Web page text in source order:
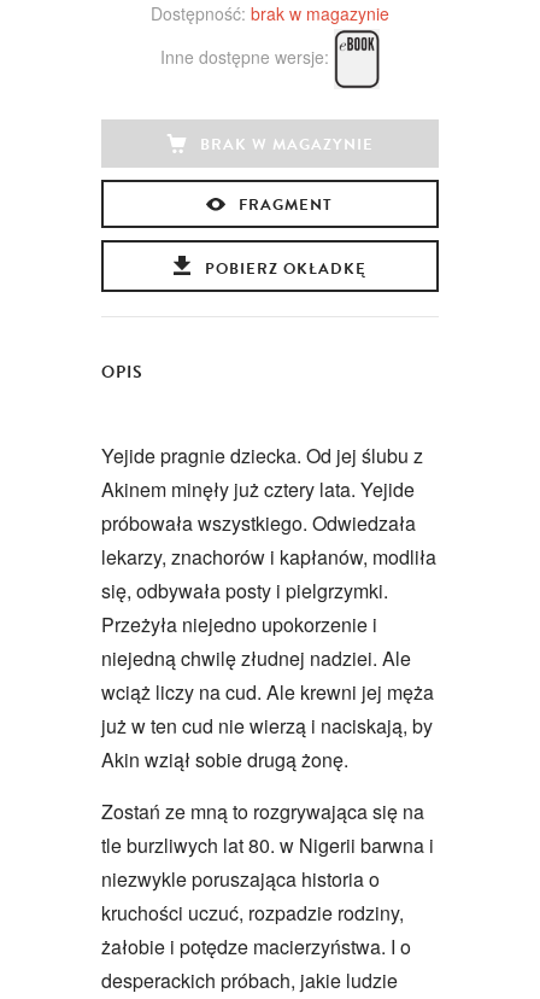
Dostępność: brak w magazynie
Inne dostępne wersje:
BRAK W MAGAZYNIE
FRAGMENT
POBIERZ OKŁADKĘ
OPIS
Yejide pragnie dziecka. Od jej ślubu z
Akinem minęły już cztery lata. Yejide
próbowała wszystkiego. Odwiedzała
lekarzy, znachorów i kapłanów, modliła
się, odbywała posty i pielgrzymki.
Przeżyła niejedno upokorzenie i
niejedną chwilę złudnej nadziei. Ale
wciąż liczy na cud. Ale krewni jej męża
już w ten cud nie wierzą i naciskają, by
Akin wziął sobie drugą żonę.
Zostań ze mną to rozgrywająca się na
tle burzliwych lat 80. w Nigerii barwna i
niezwykle poruszająca historia o
kruchości uczuć, rozpadzie rodziny,
żałobie i potędze macierzyństwa. I o
desperackich próbach, jakie ludzie